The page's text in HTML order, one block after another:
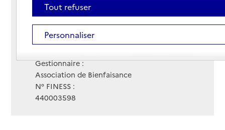
Voir itinéraire
Téléphone :
Contact
Contact
Gestionnaire :
Association de Bienfaisance
N° FINESS :
440003598
Tout refuser
Personnaliser